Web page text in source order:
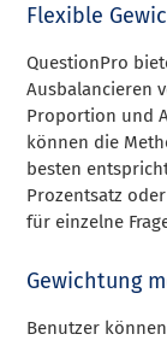
Flexible
QuestionPro
Ausbalancieren
Proportion und
können die
besten
Prozentsatz
für einzelne
Gewichtung
Benutzer